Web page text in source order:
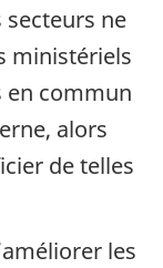
secteurs ne
ministériels
en commun
alors
de telles
les